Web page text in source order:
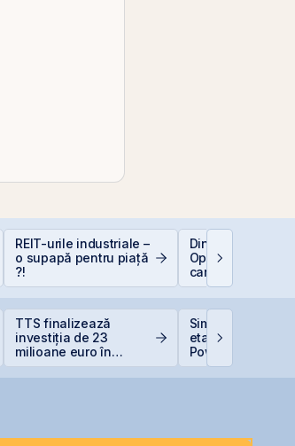
REIT-urile industriale –
o supapă pentru piață
?!
Dincolo de
Oportunitățile
care construiesc
viitorul AI
TTS finalizează
investiția de 23
milioane euro în
Simtel Team
etapizat 14% din
Power pentru
lei și își reduce